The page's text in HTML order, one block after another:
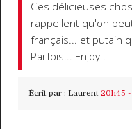
Ces délicieuses
rappellent qu'on
français... et putain
Parfois... Enjoy !
Écrit par : Laurent 20h45 -